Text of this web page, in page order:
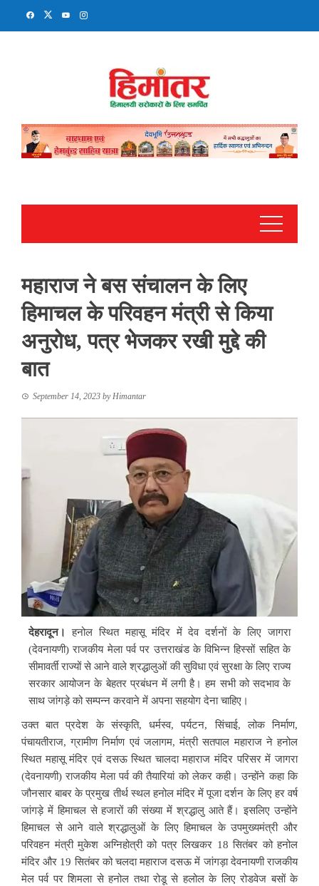
महाराज ने बस संचालन के लिए
हिमाचल के परिवहन मंत्री से किया
अनुरोध, पत्र भेजकर रखी मुद्दे की
बात
September 14, 2023 byHimantar
देहरादून।
हनोल स्थित महासू मंदिर में देव दर्शनों के लिए जागरा
(देवनायणी) राजकीय मेला पर्व पर उत्तराखंड के विभिन्न हिस्सों सहित के
सीमावर्ती राज्यों से आने वाले श्रद्धालुओं की सुविधा एवं सुरक्षा के लिए राज्य
सरकार आयोजन के बेहतर प्रबंधन में लगी है। हम सभी को सदभाव के
साथ जांगड़े को सम्पन्न करवाने में अपना सहयोग देना चाहिए।
उक्त बात प्रदेश के संस्कृति, धर्मस्व, पर्यटन, सिंचाई, लोक निर्माण,
पंचायतीराज, ग्रामीण निर्माण एवं जलागम, मंत्री सतपाल महाराज ने हनोल
स्थित महासू मंदिर एवं दसऊ स्थित चालदा महाराज मंदिर परिसर में जागरा
(देवनायणी) राजकीय मेला पर्व की तैयारियां को लेकर कही। उन्होंने कहा कि
जौनसार बाबर के प्रमुख तीर्थ स्थल हनोल मंदिर में पूजा दर्शन के लिए हर वर्ष
जांगड़े में हिमाचल से हजारों की संख्या में श्रद्धालु आते हैं। इसलिए उन्होंने
हिमाचल से आने वाले श्रद्धालुओं के लिए हिमाचल के उपमुख्यमंत्री और
परिवहन मंत्री मुकेश अग्निहोत्री को पत्र लिखकर 18 सितंबर को हनोल
मंदिर और 19 सितंबर को चलदा महाराज दसऊ में जांगड़ा देवनायणी राजकीय
मेल पर्व पर शिमला से हनोल तथा रोडू से हलोल के लिए रोडवेज बसों के